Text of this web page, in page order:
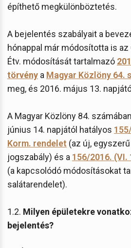
építhető megkülönböztetés.
A bejelentés szabályait a
hónappal már módosította is
Étv. módosítását tartalmazó
törvény a Magyar Közlöny 64.
meg, és 2016. május 13.
A Magyar Közlöny 84.
június 14. napjától hatályos
Korm. rendelet (az új,
jogszabály) és a 156/2016. (VI.
(a kapcsolódó módosításokat
salátarendelet).
1.2. Milyen épületekre
bejelentés?